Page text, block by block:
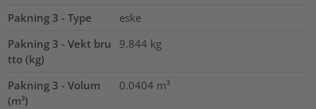
Pakning 3 - Type
eske
Pakning 3 - Vekt bru
tto (kg)
9.844 kg
Pakning 3 - Volum
(m³)
0.0404 m³